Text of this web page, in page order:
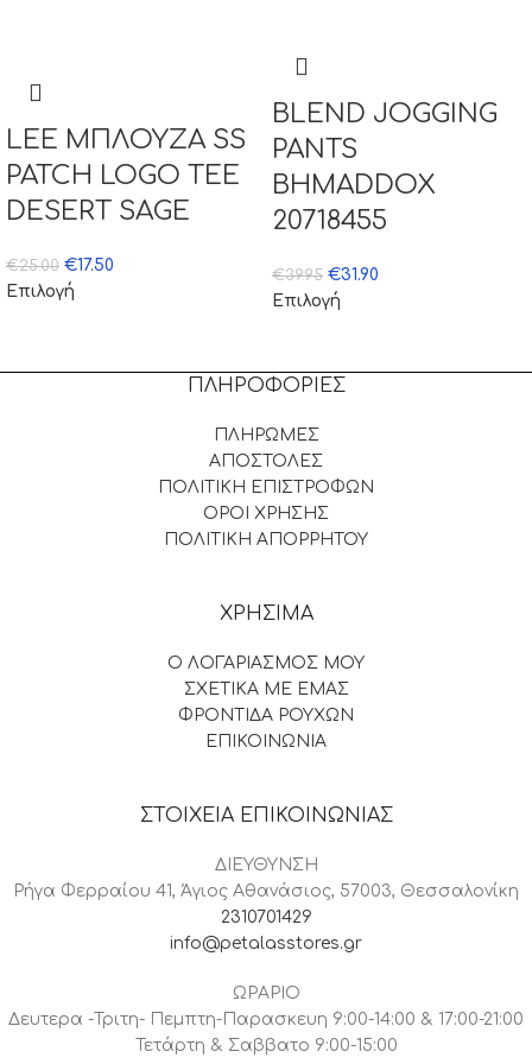
LEE ΜΠΛΟΥΖΑ SS
PATCH LOGO TEE
DESERT SAGE
€25.00 €17.50
Επιλογή
BLEND JOGGING
PANTS
BHMADDOX
20718455
€39.95 €31.90
Επιλογή
ΠΛΗΡΟΦΟΡΙΕΣ
ΠΛΗΡΩΜΕΣ
ΑΠΟΣΤΟΛΕΣ
ΠΟΛΙΤΙΚΗ ΕΠΙΣΤΡΟΦΩΝ
ΟΡΟΙ ΧΡΗΣΗΣ
ΠΟΛΙΤΙΚΗ ΑΠΟΡΡΗΤΟΥ
ΧΡΗΣΙΜΑ
Ο ΛΟΓΑΡΙΑΣΜΟΣ ΜΟΥ
ΣΧΕΤΙΚΑ ΜΕ ΕΜΑΣ
ΦΡΟΝΤΙΔΑ ΡΟΥΧΩΝ
ΕΠΙΚΟΙΝΩΝΙΑ
ΣΤΟΙΧΕΙΑ ΕΠΙΚΟΙΝΩΝΙΑΣ
ΔΙΕΥΘΥΝΣΗ
Ρήγα Φερραίου 41, Άγιος Αθανάσιος, 57003, Θεσσαλονίκη
2310701429
info@petalasstores.gr
ΩΡΑΡΙΟ
Δευτερα -Τριτη- Πεμπτη-Παρασκευη 9:00-14:00 & 17:00-21:00
Τετάρτη & Σαββατο 9:00-15:00